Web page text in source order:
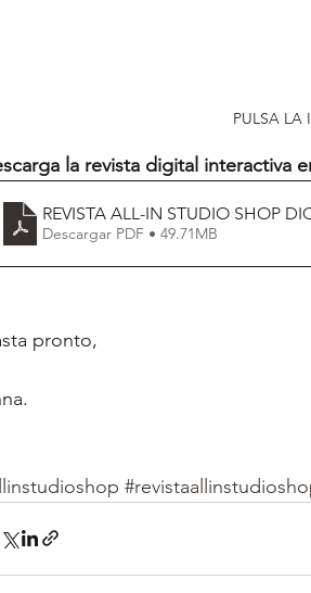
PULSA LA
la revista digital interactiva
REVISTA ALL-IN STUDIO SHOP
Descargar PDF • 49.71MB
pronto,